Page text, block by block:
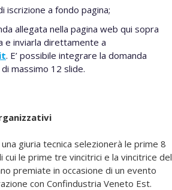
iscrizione a fondo pagina;
allegata nella pagina web qui sopra
e inviarla direttamente a
. E’ possibile integrare la domanda
massimo 12 slide.
giuria tecnica selezionerà le prime 8
cui le prime tre vincitrici e la vincitrice del
premiate in occasione di un evento
con Confindustria Veneto Est.